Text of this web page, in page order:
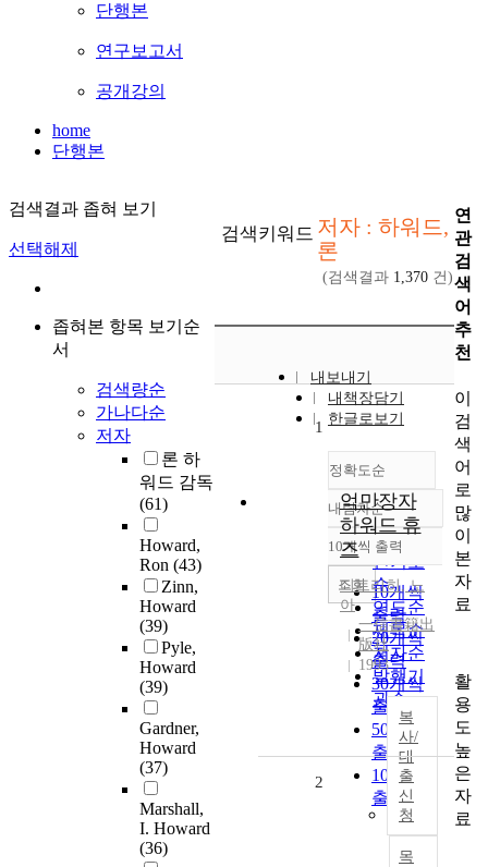
단행본
연구보고서
공개강의
home
단행본
검색결과 좁혀 보기
선택해제
좁혀본 항목 보기순
서
검색량순
가나다순
저자
론 하
워드 감독
(61)
Howard,
Ron (43)
Zinn,
Howard
(39)
Pyle,
Howard
(39)
Gardner,
Howard
(37)
Marshall,
I. Howard
(36)
검색키워드 저자 : 하워드,
론
(검색결과 1,370 건)
내보내기
내책장담기
한글로보기
정확도순
정확도
순
인기도
순
연도순
제목순
저자순
발행기
관순
내림차순
내림차순
10개씩 출력
10개씩
출력
20개씩
출력
30개씩
출력
50개씩
출력
100개씩
출력
조회
1
억만장자
하워드 휴
즈
디트리히, 노
아
一信書籍出
版社
1993
복
사/
대
출
신
청
목
2
연
관
검
색
어
추
천
이
검
색
어
로
많
이
본
자
료
활
용
도
높
은
자
료